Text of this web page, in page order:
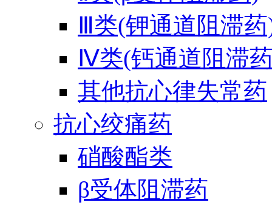
Ⅲ类(钾通道阻滞
Ⅳ类(钙通道阻滞
其他抗心律失常药
抗心绞痛药
硝酸酯类
β受体阻滞药